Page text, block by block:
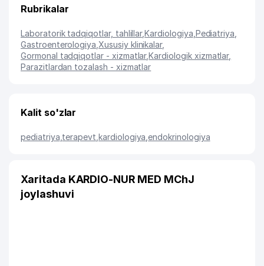
Rubrikalar
Laboratorik tadqiqotlar, tahlillar,Kardiologiya Pediatriya
Gastroenterologiya Xususiy klinikalar,
Gormonal tadqiqotlar - xizmatlar,Kardiologik xizmatlar,
Parazitlardan tozalash - xizmatlar
Kalit so'zlar
pediatriya terapevt ,kardiologiya ,endokrinologiya
Xaritada KARDIO-NUR MED MChJ
joylashuvi